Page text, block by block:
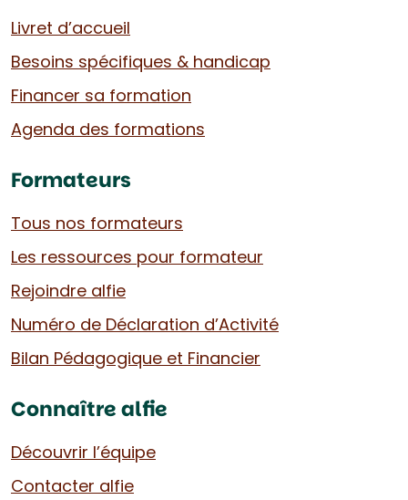
Livret d’accueil
Besoins spécifiques & handicap
Financer sa formation
Agenda des formations
Formateurs
Tous nos formateurs
Les ressources pour formateur
Rejoindre alfie
Numéro de Déclaration d’Activité
Bilan Pédagogique et Financier
Connaître alfie
Découvrir l’équipe
Contacter alfie